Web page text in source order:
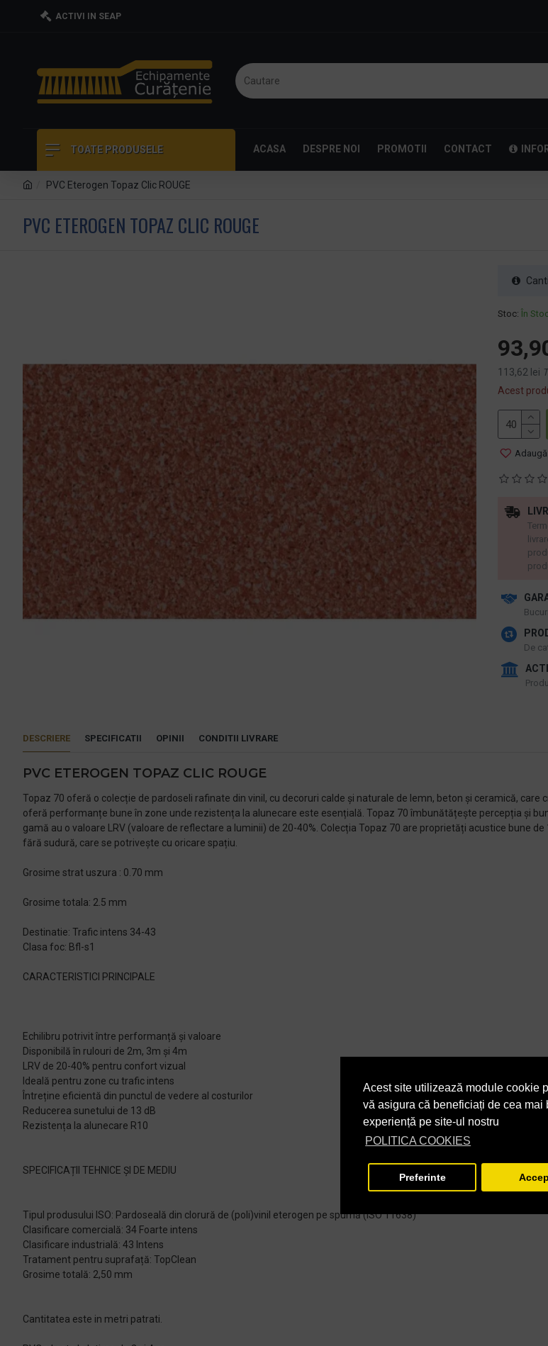
Acest site utilizează module cookie
vă asigura că beneficiați de cea mai
experiență pe site-ul nostru
POLITICA COOKIES
Preferinte
ACTIVI IN SEAP
TOATE PRODUSELE ACASA DESPRE NOI PROMOTII CONTACT
PVC Eterogen Topaz Clic ROUGE
PVC ETEROGEN TOPAZ CLIC ROUGE
Stoc: În
113,62 lei
Acest
De
DESCRIERE SPECIFICATII OPINII CONDITII LIVRARE
PVC ETEROGEN TOPAZ CLIC ROUGE
Topaz 70 oferă o colecție de pardoseli rafinate din vinil, cu decoruri calde și naturale de lemn, beton și ceramică,
oferă performanțe bune în zone unde rezistența la alunecare este esențială. Topaz 70 îmbunătățește percepția și
gamă au o valoare LRV (valoare de reflectare a luminii) de 20-40%. Colecția Topaz 70 are proprietăți acustice bune
fără sudură, care se potrivește cu oricare spațiu.
Grosime strat uszura : 0.70 mm
Grosime totala: 2.5 mm
Destinatie: Trafic intens 34-43
Clasa foc: Bfl-s1
CARACTERISTICI PRINCIPALE
Echilibru potrivit între performanță și valoare
Disponibilă în rulouri de 2m, 3m și 4m
LRV de 20-40% pentru confort vizual
Ideală pentru zone cu trafic intens
Întreține eficientă din punctul de vedere al costurilor
Reducerea sunetului de 13 dB
Rezistența la alunecare R10
SPECIFICAȚII TEHNICE ȘI DE MEDIU
Tipul produsului ISO: Pardoseală din clorură de (poli)vinil eterogen pe spumă (ISO 11638)
Clasificare comercială: 34 Foarte intens
Clasificare industrială: 43 Intens
Tratament pentru suprafață: TopClean
Grosime totală: 2,50 mm
Cantitatea este in metri patrati.